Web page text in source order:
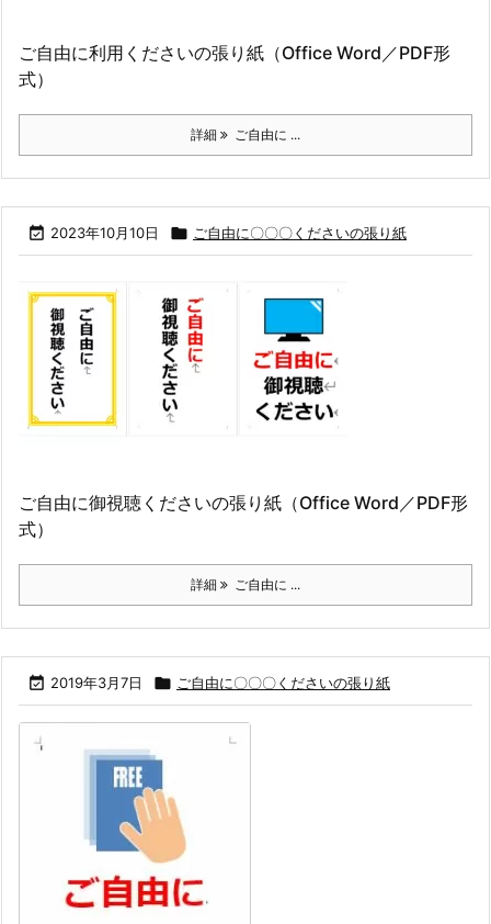
ご自由に利用くださいの張り紙（Office Word／PDF形
式）
詳細 ご自由に ...
 2023年10月10日  ご自由に〇〇〇くださいの張り紙
ご自由に御視聴くださいの張り紙（Office Word／PDF形
式）
詳細 ご自由に ...
 2019年3月7日  ご自由に〇〇〇くださいの張り紙